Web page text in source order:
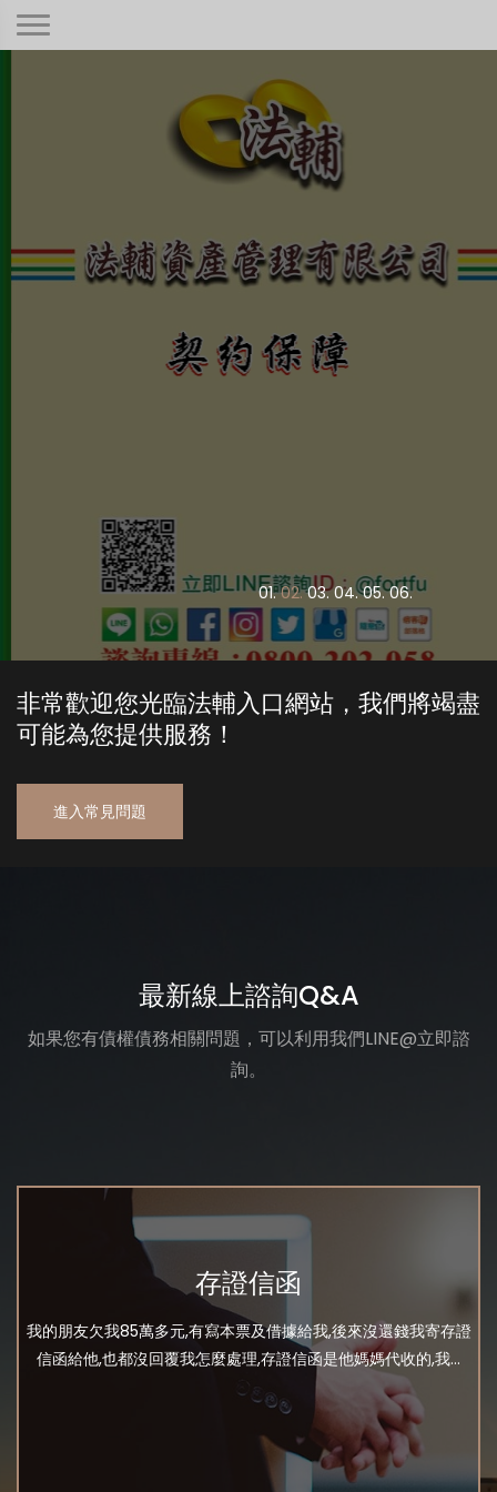
本公司秉持著合情合理合法、正規經
營、健全制度，只要是合法有憑據的債
01. 02. 03. 04. 05. 06.
非常歡迎您光臨法輔入口網站，我們將竭盡
可能為您提供服務！
進入常見問題
最新線上諮詢Q&A
如果您有債權債務相關問題，可以利用我們LINE@立即諮
詢。
存證信函
我的朋友欠我85萬多元,有寫本票及借據給我,後來沒還錢我寄存證
信函給他,也都沒回覆我怎麼處理,存證信函是他媽媽代收的,我...